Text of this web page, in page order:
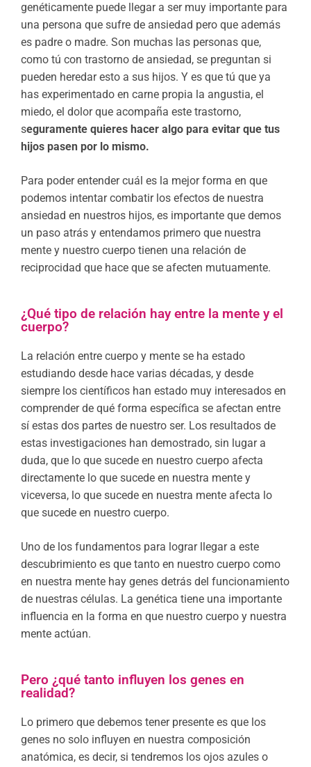
genéticamente puede llegar a ser muy importante para
una persona que sufre de ansiedad pero que además
es padre o madre. Son muchas las personas que,
como tú con trastorno de ansiedad, se preguntan si
pueden heredar esto a sus hijos. Y es que tú que ya
has experimentado en carne propia la angustia, el
miedo, el dolor que acompaña este trastorno,
seguramente quieres hacer algo para evitar que tus
hijos pasen por lo mismo.
Para poder entender cuál es la mejor forma en que
podemos intentar combatir los efectos de nuestra
ansiedad en nuestros hijos, es importante que demos
un paso atrás y entendamos primero que nuestra
mente y nuestro cuerpo tienen una relación de
reciprocidad que hace que se afecten mutuamente.
¿Qué tipo de relación hay entre la mente y el
cuerpo?
La relación entre cuerpo y mente se ha estado
estudiando desde hace varias décadas, y desde
siempre los científicos han estado muy interesados en
comprender de qué forma específica se afectan entre
sí estas dos partes de nuestro ser. Los resultados de
estas investigaciones han demostrado, sin lugar a
duda, que lo que sucede en nuestro cuerpo afecta
directamente lo que sucede en nuestra mente y
viceversa, lo que sucede en nuestra mente afecta lo
que sucede en nuestro cuerpo.
Uno de los fundamentos para lograr llegar a este
descubrimiento es que tanto en nuestro cuerpo como
en nuestra mente hay genes detrás del funcionamiento
de nuestras células. La genética tiene una importante
influencia en la forma en que nuestro cuerpo y nuestra
mente actúan.
Pero ¿qué tanto influyen los genes en
realidad?
Lo primero que debemos tener presente es que los
genes no solo influyen en nuestra composición
anatómica, es decir, si tendremos los ojos azules o